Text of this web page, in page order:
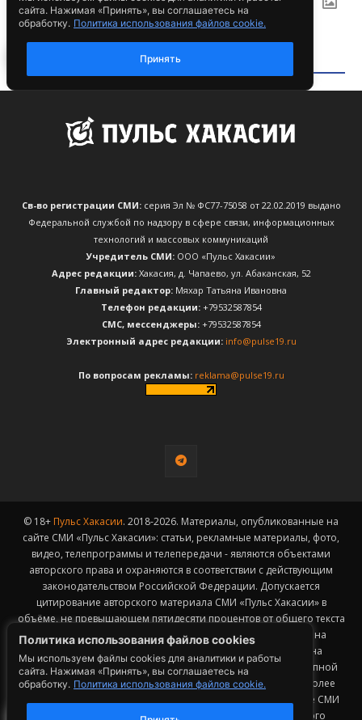
Политика использования файлов cookies
Мы используем файлы cookies для аналитики и работы
сайта. Нажимая «Принять», вы соглашаетесь на
обработку. Политика использования файлов cookie.
Св-во регистрации СМИ:серия Эл № ФС77-75058 от 22.02.2019 выдано
Федеральной службой по надзору в сфере связи, информационных
технологий и массовых коммуникаций
Учредитель СМИ: ООО «Пульс Хакасии»
Адрес редакции:Хакасия, д. Чапаево, ул. Абаканская, 52
Главный редактор: Мяхар Татьяна Ивановна
Телефон редакции:+79532587854
CМС, мессенджеры:+79532587854
Электронный адрес редакции: info@pulse19.ru
По вопросам рекламы: reklama@pulse19.ru
© 18+ Пульс Хакасии. 2018-2026. Материалы, опубликованные на
сайте СМИ «Пульс Хакасии»: статьи, рекламные материалы, фото,
видео, телепрограммы и телепередачи - являются объектами
авторского права и охраняются в соответствии с действующим
законодательством Российской Федерации. Допускается
цитирование авторского материала СМИ «Пульс Хакасии» в
объёме, не превышающем пятидесяти процентов от общего текста
публикации с обязательным размещением гиперссылки на
страницу заимствования материала. Гиперссылка должна
размещаться в тексте цитируемого материала и быть доступной
для индексации поисковыми системами. Заимствование более
50% общего объема материала, опубликованного на сайте СМИ
«Пульс Хакасии», возможно исключительно с письменного